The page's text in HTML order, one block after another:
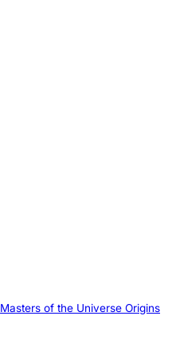
Masters of the Universe Origins